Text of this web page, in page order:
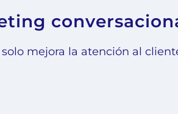
mejora la atención al